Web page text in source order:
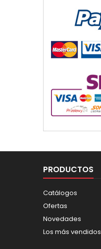
PRODUCTOS
Catálogos
Ofertas
Novedades
Los más vendidos